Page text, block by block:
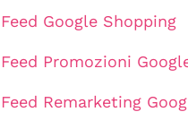
Feed Google Shopping
Feed Promozioni
Feed Remarketing